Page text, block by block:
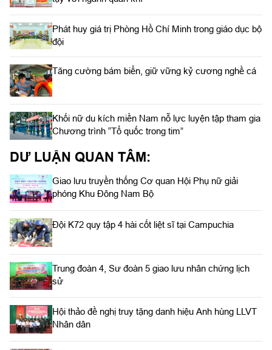
Phát huy giá trị Phòng Hồ Chí Minh trong giáo dục bộ
đội
Tăng cường bám biển, giữ vững kỷ cương nghề cá
Khối nữ du kích miền Nam nỗ lực luyện tập tham gia
Chương trình “Tổ quốc trong tim”
DƯ LUẬN QUAN TÂM:
Giao lưu truyền thống Cơ quan Hội Phụ nữ giải
phóng Khu Đông Nam Bộ
Đội K72 quy tập 4 hài cốt liệt sĩ tại Campuchia
Trung đoàn 4, Sư đoàn 5 giao lưu nhân chứng lịch
sử
Hội thảo đề nghị truy tặng danh hiệu Anh hùng LLVT
Nhân dân